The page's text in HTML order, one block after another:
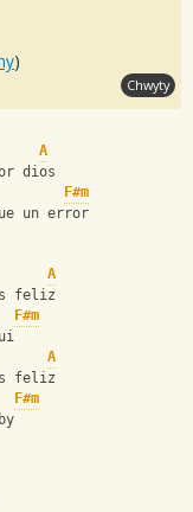
)
Chwyty
A
dios
F#m
un error
A
feliz
F#m
A
feliz
F#m